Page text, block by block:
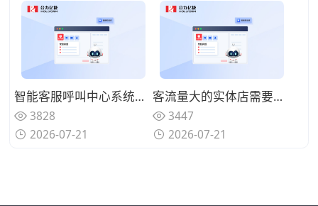
智能客服呼叫中心系统怎么同步客户历史记录？客服沟通更连贯
3828
2026-07-21
客流量大的实体店需要智能客服呼叫中心系统吗？分流简单咨询来电
3447
2026-07-21